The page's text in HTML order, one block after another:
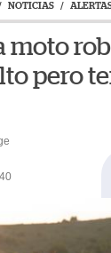
NOTICIAS /
moto
pero